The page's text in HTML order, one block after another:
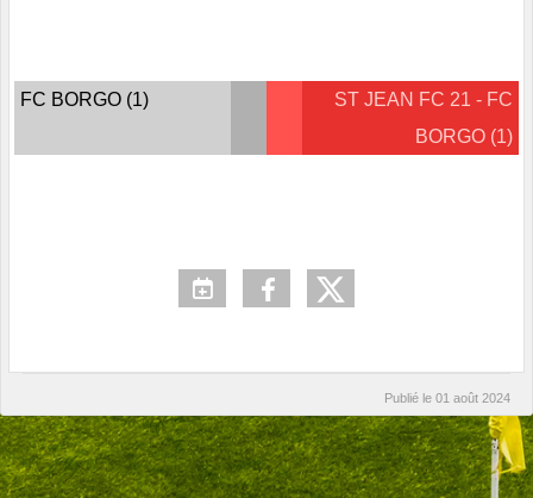
FC BORGO (1)
ST JEAN FC 21 - FC
BORGO (1)
Publié le 01 août 2024